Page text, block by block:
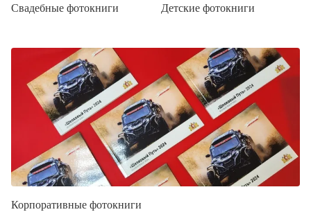
Свадебные фотокниги Детские фотокниги
Корпоративные фотокниги